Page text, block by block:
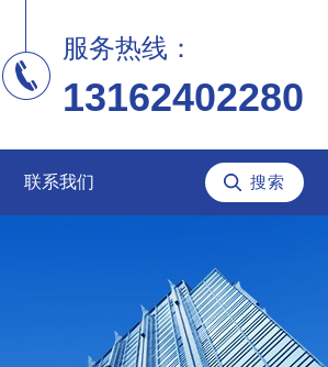
服务热线：
13162402280
联系我们